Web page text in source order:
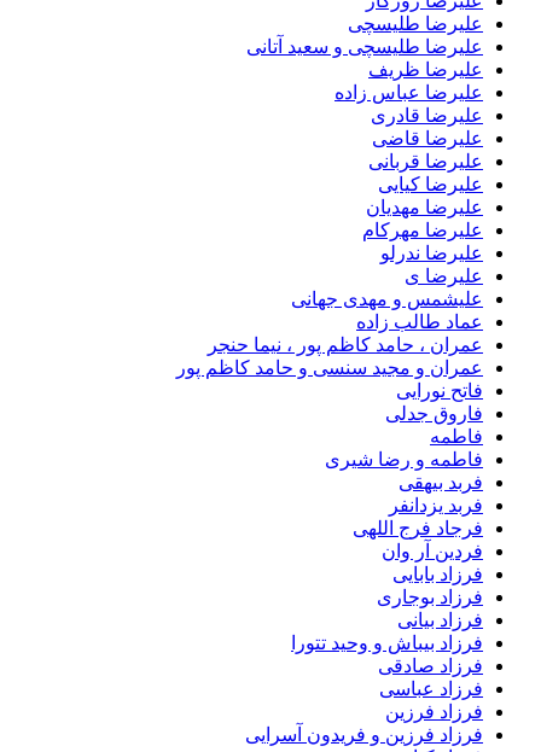
علیرضا طلیسچی
علیرضا طلیسچی و سعید آتانی
علیرضا ظریف
علیرضا عباس زاده
علیرضا قادری
علیرضا قاضی
علیرضا قربانی
علیرضا کیایی
علیرضا مهدیان
علیرضا مهرکام
علیرضا ندرلو
علیرضا ی
علیشمس و مهدی جهانی
عماد طالب زاده
عمران ، حامد کاظم پور ، نیما حنجر
عمران و مجید سنسی و حامد کاظم پور
فاتح نورایی
فاروق جدلی
فاطمه
فاطمه و رضا شیری
فربد بیهقی
فربد یزدانفر
فرجاد فرج اللهی
فردین آر وان
فرزاد بابایی
فرزاد بوجاری
فرزاد بیانی
فرزاد بیباش و وحید تتورا
فرزاد صادقی
فرزاد عباسی
فرزاد فرزین
فرزاد فرزین و فریدون آسرایی